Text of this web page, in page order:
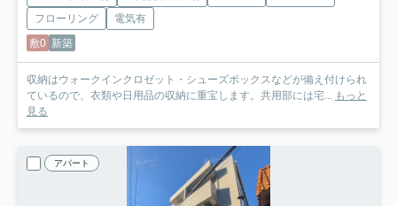
フローリング
電気有
敷0 新築
収納はウォークインクロゼット・シューズボックスなどが備え付けられ
ているので、衣類や日用品の収納に重宝します。共用部には宅... もっと
見る
アパート